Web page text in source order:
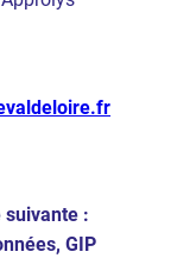
suivante :
GIP